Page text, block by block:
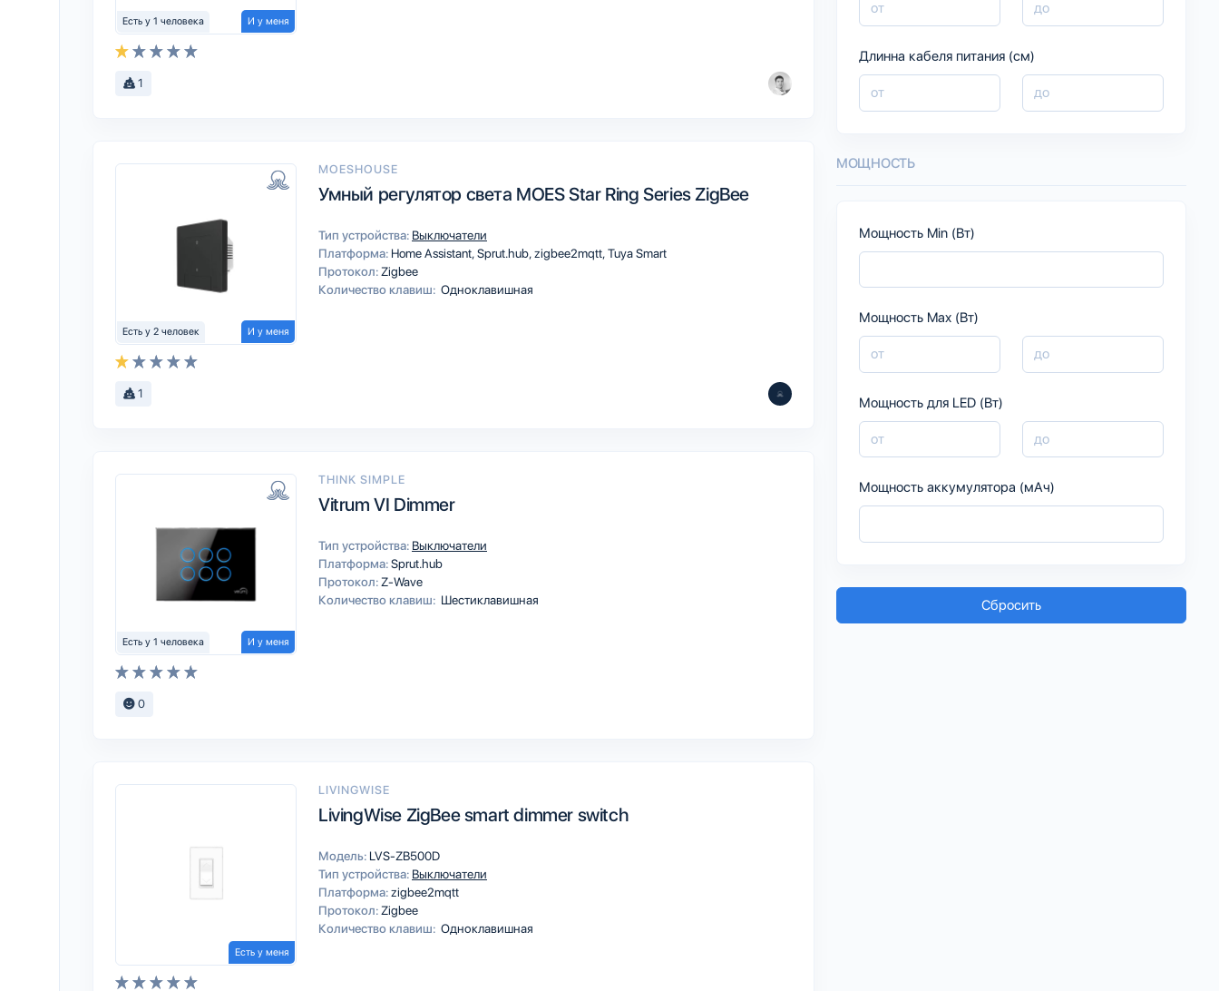
Есть у 1 человека И у меня
1
Есть у 2 человек И у меня
MOESHOUSE
Умный регулятор света MOES Star Ring Series ZigBee
Тип устройства: Выключатели
Платформа: Home AssistantSprut.hubzigbee2mqttTuya Smart
Протокол: Zigbee
Количество клавиш: Одноклавишная
1
Есть у 1 человека И у меня
THINK SIMPLE
Vitrum VI Dimmer
Тип устройства: Выключатели
Платформа:Sprut.hub
Протокол: Z-Wave
Количество клавиш: Шестиклавишная
0
Есть у меня
LIVINGWISE
LivingWise ZigBee smart dimmer switch
Модель: LVS-ZB500D
Тип устройства: Выключатели
Платформа:zigbee2mqtt
Протокол: Zigbee
Количество клавиш: Одноклавишная
Длинна кабеля питания (см)
МОЩНОСТЬ
Мощность Min (Вт)
Мощность Max (Вт)
Мощность для LED (Вт)
Мощность аккумулятора (мАч)
Сбросить